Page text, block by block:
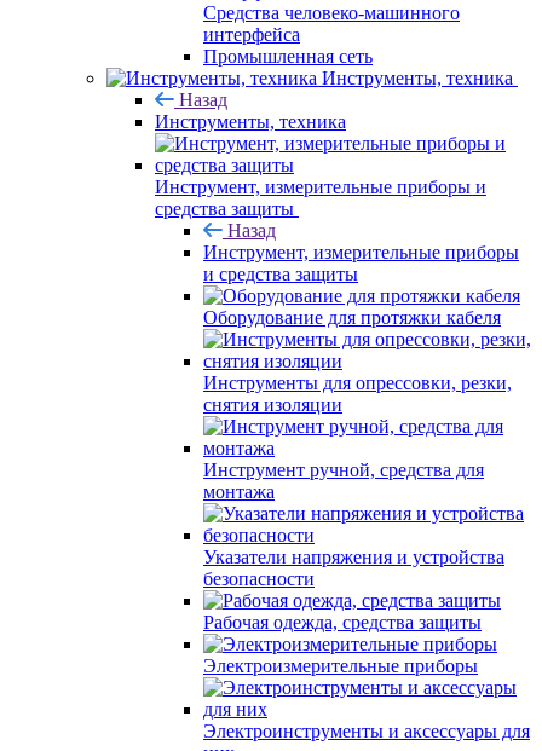
Средства человеко-машинного
интерфейса
Промышленная сеть
Инструменты, техника
Назад
Инструменты, техника
Инструмент, измерительные приборы и
средства защиты
Назад
Инструмент, измерительные приборы
и средства защиты
Оборудование для протяжки кабеля
Инструменты для опрессовки, резки,
снятия изоляции
Инструмент ручной, средства для
монтажа
Указатели напряжения и устройства
безопасности
Рабочая одежда, средства защиты
Электроизмерительные приборы
Электроинструменты и аксессуары для